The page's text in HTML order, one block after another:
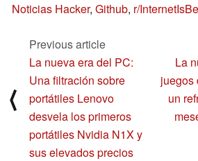
Noticias Hacker, Github, r/
⟨
Previous article
La nueva era del PC:
Una filtración sobre
portátiles Lenovo
desvela los primeros
portátiles Nvidia N1X y
sus elevados precios
La
juegos
un